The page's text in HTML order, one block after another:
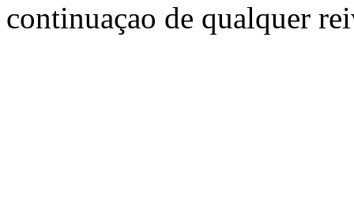
continuaçao de qualquer